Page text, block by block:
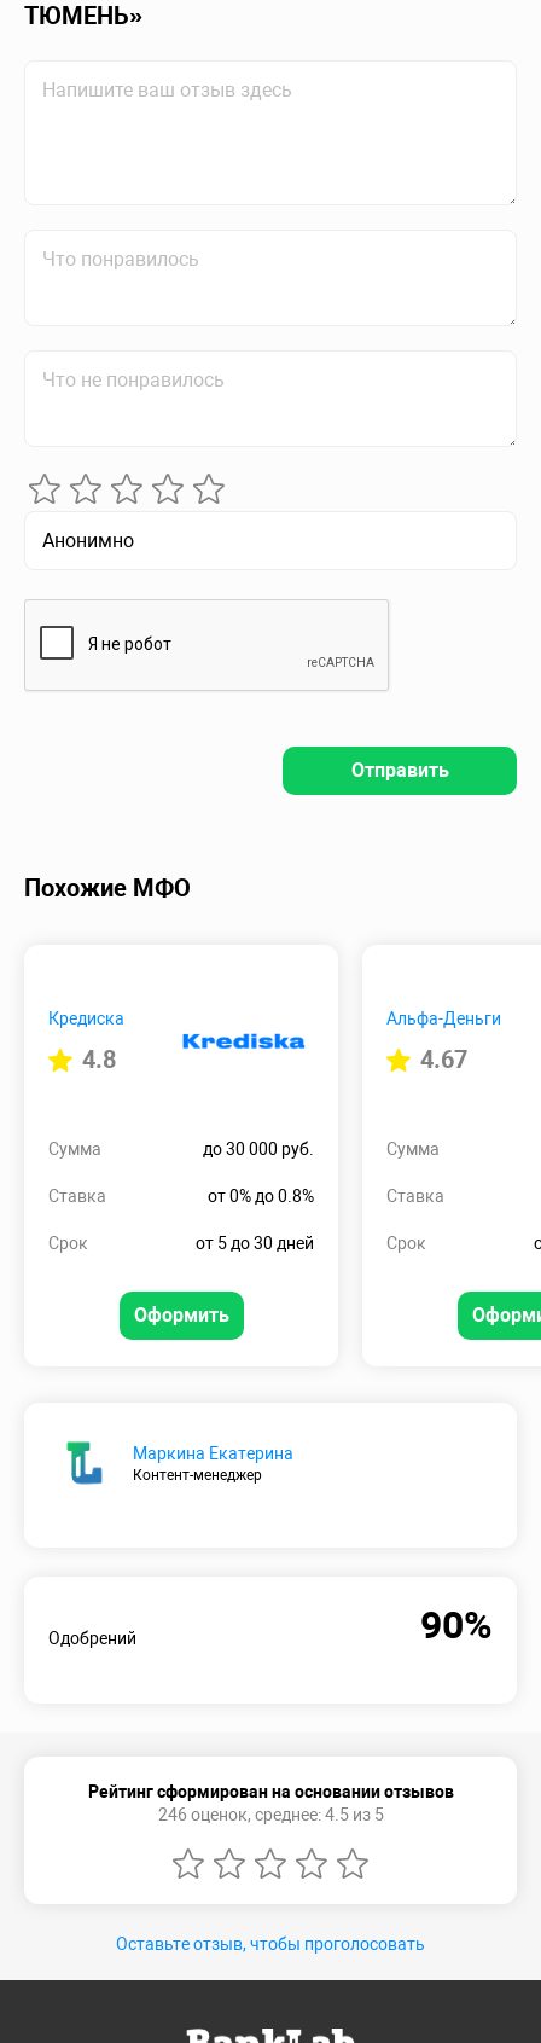
ТЮМЕНЬ»
Отправить
Похожие МФО
Кредиска
4.8
Сумма до 30 000 руб.
Ставка от 0% до 0.8%
Срок от 5 до 30 дней
Оформить
Альфа-Деньги
4.67
Сумма
Ставка
Срок
Маркина Екатерина
Контент-менеджер
Одобрений 90%
Рейтинг сформирован на основании отзывов
246 оценок, среднее: 4.5 из 5
Оставьте отзыв, чтобы проголосовать